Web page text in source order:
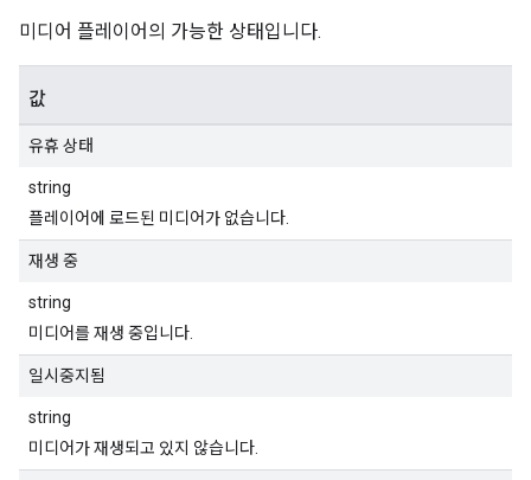
미디어 플레이어의 가능한 상태입니다.
값
유휴 상태
string
플레이어에 로드된 미디어가 없습니다.
재생 중
string
미디어를 재생 중입니다.
일시중지됨
string
미디어가 재생되고 있지 않습니다.